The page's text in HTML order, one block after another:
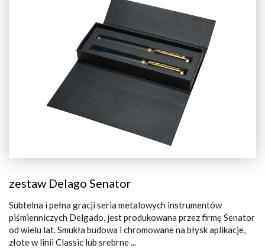
zestaw Delago Senator
Subtelna i pełna gracji seria metalowych instrumentów
piśmienniczych Delgado, jest produkowana przez firmę Senator
od wielu lat. Smukła budowa i chromowane na błysk aplikacje,
złote w linii Classic lub srebrne ...